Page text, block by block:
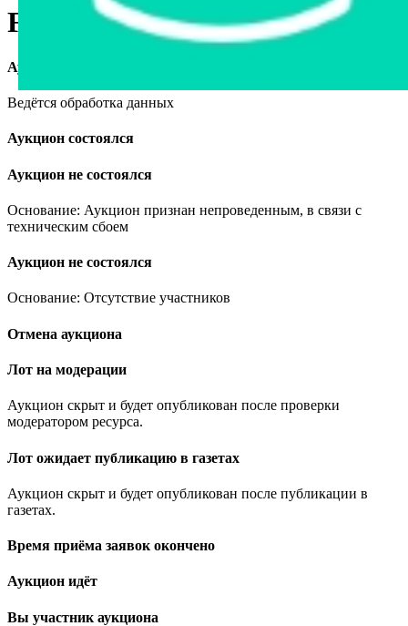
Ford Fiesta, 1995
Аукцион завершён
Ведётся обработка данных
Аукцион состоялся
Аукцион не состоялся
Основание: Аукцион признан непроведенным, в связи с
техническим сбоем
Аукцион не состоялся
Основание: Отсутствие участников
Отмена аукциона
Лот на модерации
Аукцион скрыт и будет опубликован после проверки
модератором ресурса.
Лот ожидает публикацию в газетах
Аукцион скрыт и будет опубликован после публикации в
газетах.
Время приёма заявок окончено
Аукцион идёт
Вы участник аукциона